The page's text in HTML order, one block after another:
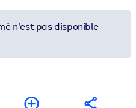
n'est pas disponible